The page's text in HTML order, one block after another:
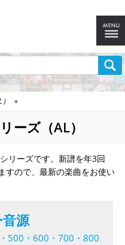
ーズ（AL）
リーズです。新譜を年3回
すので、最新の楽曲をお使い
源
500・600・700・800